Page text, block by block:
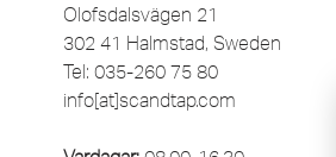
Olofsdalsvägen 21
302 41 Halmstad, Sweden
Tel: 035-260 75 80
info[at]scandtap.com